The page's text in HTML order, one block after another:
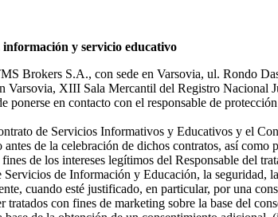
y servicio educativo
Brokers S.A., con sede en Varsovia, ul. Rondo
Varsovia, XIII Sala Mercantil del Registro Nacional
en contacto con el responsable de
de Servicios Informativos y Educativos y el
de la celebración de dichos contratos, así
de los intereses legítimos del Responsable del
de Información y Educación, la
cuando esté justificado, en particular, por una
tratados con fines de marketing sobre la base del